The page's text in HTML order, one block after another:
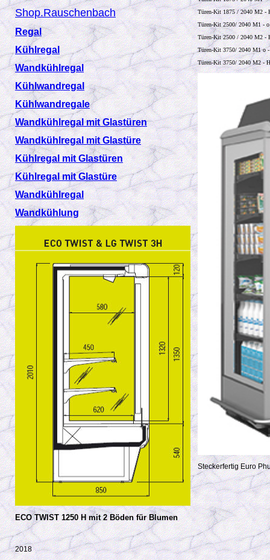
Shop.Rauschenbach
Regal
Kühlregal
Wandkühlregal
Kühlwandregal
Kühlwandregale
Wandkühlregal mit Glastüren
Wandkühlregal mit Glastüre
Kühlregal mit Glastüren
Kühlregal mit Glastüre
Wandkühlregal
Wandkühlung
ECO TWIST 1250 H mit 2 Böden für Blumen
2018
Türen-Kit 1875 / 2040 M2 -
Türen-Kit 2500/ 2040 M1 -
Türen-Kit 2500 / 2040 M2 -
Türen-Kit 3750/ 2040 M1 o
Türen-Kit 3750/ 2040 M2 -
Steckerfertig Euro